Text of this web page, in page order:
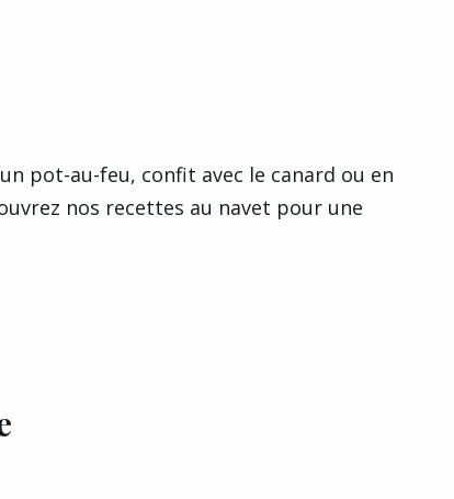
pot-au-feu, confit avec le canard ou en
nos recettes au navet pour une